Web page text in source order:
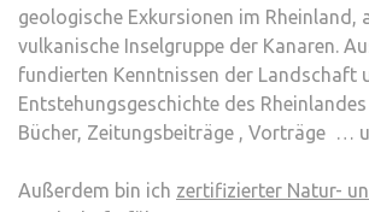
geologische Exkursionen im Rheinland,
vulkanische Inselgruppe der Kanaren.
fundierten Kenntnissen der Landschaft
Entstehungsgeschichte des
Bücher, Zeitungsbeiträge , Vorträge …
Außerdem bin ich zertifizierter Natur-